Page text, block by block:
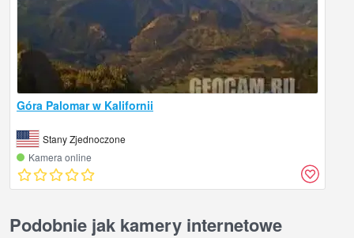
Góra Palomar w Kalifornii
Stany Zjednoczone
Kamera online
Podobnie jak kamery internetowe